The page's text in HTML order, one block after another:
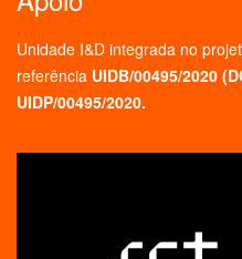
Unidade I&D integrada no
referência UIDB/00495/2020 (
UIDP/00495/2020.